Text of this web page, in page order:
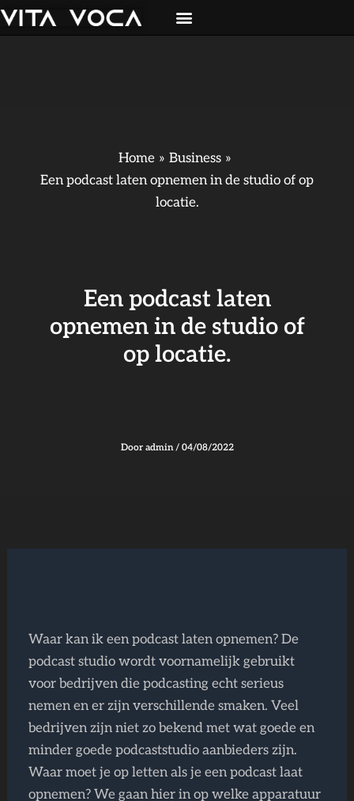
Ga
naar
Home
Business
Een podcast laten opnemen in de studio of op
locatie.
Een podcast laten
opnemen in de studio of
op locatie.
Door admin/ 04/08/2022
Waar kan ik een podcast laten opnemen? De
podcast studio wordt voornamelijk gebruikt
voor bedrijven die podcasting echt serieus
nemen en er zijn verschillende smaken. Veel
bedrijven zijn niet zo bekend met wat goede en
minder goede podcaststudio aanbieders zijn.
Waar moet je op letten als je een podcast laat
opnemen? We gaan hier in op welke apparatuur